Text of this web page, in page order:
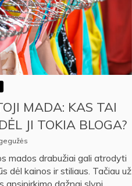
MADA: KAS TAI
JI TOKIA BLOGA?
mados drabužiai gali atrodyti
dėl kainos ir stiliaus. Tačiau už
apsipirkimo dažnai slypi